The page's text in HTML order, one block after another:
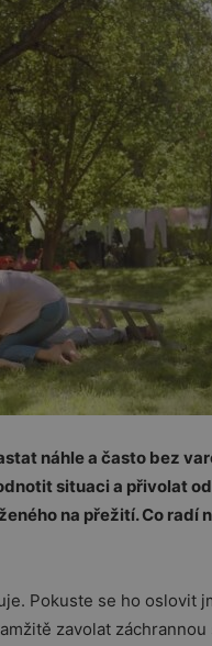
náhle a často bez
situaci a přivolat
na přežití. Co radí
Pokuste se ho oslovit
zavolat